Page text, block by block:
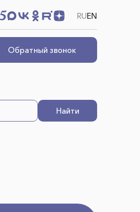
RUEN
Обратный звонок
Найти